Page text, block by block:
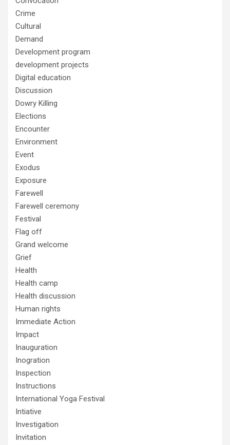
Crime
Cultural
Demand
Development program
development projects
Digital education
Discussion
Dowry Killing
Elections
Encounter
Environment
Event
Exodus
Exposure
Farewell
Farewell ceremony
Festival
Flag off
Grand welcome
Grief
Health
Health camp
Health discussion
Human rights
Immediate Action
Impact
Inauguration
Inogration
Inspection
Instructions
International Yoga Festival
Intiative
Investigation
Invitation